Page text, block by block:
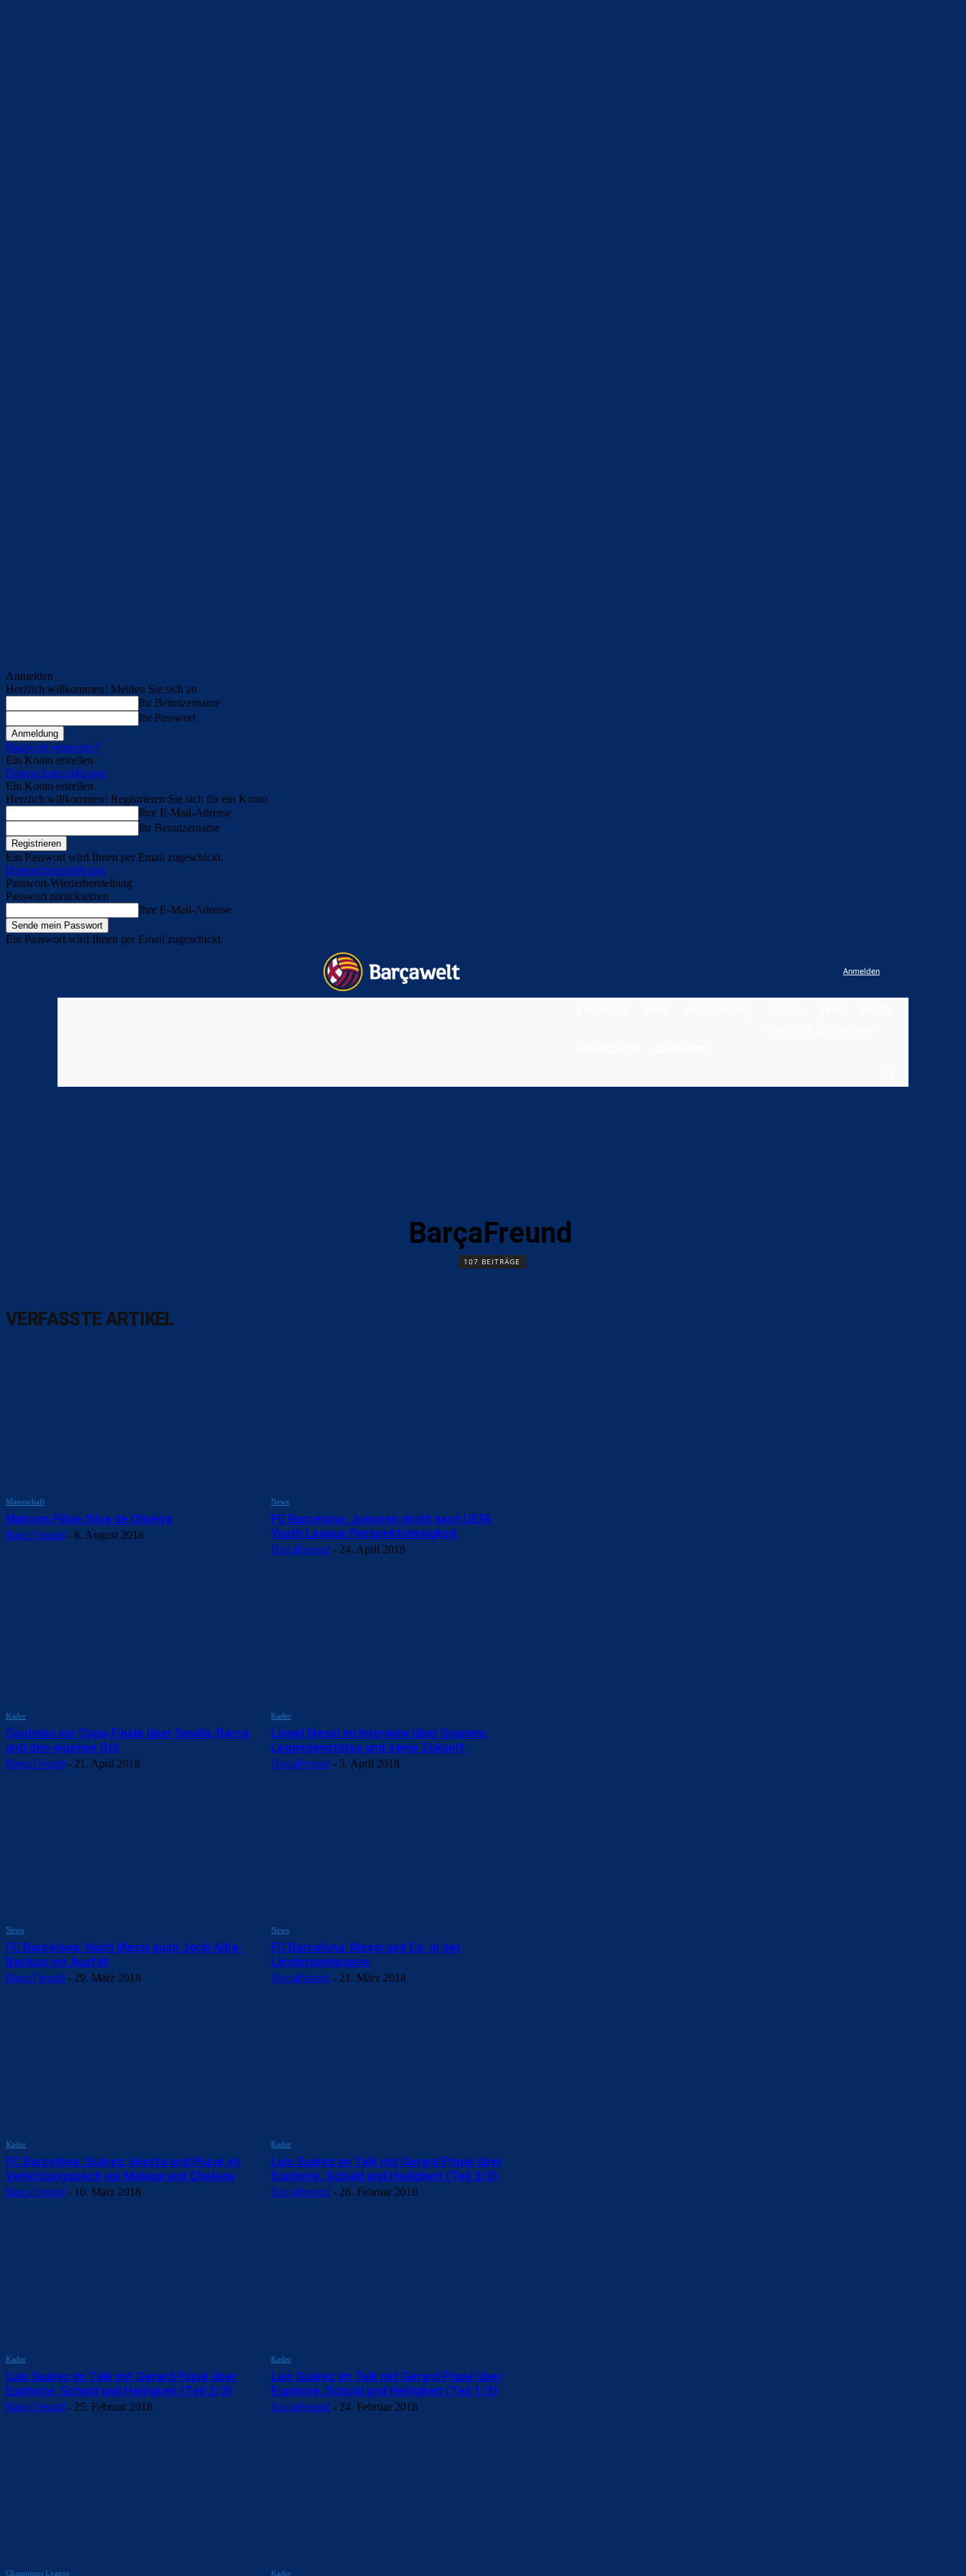
Anmelden
Herzlich willkommen! Melden Sie sich an
Ihr Benutzername
Ihr Passwort
Passwort vergessen?
Ein Konto erstellen
Datenschutzerklärung
Ein Konto erstellen
Herzlich willkommen! Registrieren Sie sich für ein Konto
Ihre E-Mail-Adresse
Ihr Benutzername
Ein Passwort wird Ihnen per Email zugeschickt.
Datenschutzerklärung
Passwort-Wiederherstellung
Passwort zurücksetzen
Ihre E-Mail-Adresse
Ein Passwort wird Ihnen per Email zugeschickt.
Anmelden
BarçaFreund
107 BEITRÄGE
VERFASSTE ARTIKEL
Mannschaft
Malcom Filipe Silva de Oliveira
BarçaFreund - 8. August 2018
News
FC Barcelona: Junioren droht nach UEFA
Youth League Perspektivlosigkeit
BarçaFreund - 24. April 2018
Kader
Coutinho vor Copa-Finale über Sevilla, Barca
und den eigenen Stil
BarçaFreund - 21. April 2018
Kader
Lionel Messi im Interview über Spanien,
Legendenstatus und seine Zukunft
BarçaFreund - 5. April 2018
News
FC Barcelona: Nach Messi auch Jordi Alba-
Backup vor Ausfall
BarçaFreund - 29. März 2018
News
FC Barcelona: Messi und Co. in der
Länderspielpause
BarçaFreund - 21. März 2018
Kader
FC Barcelona: Suárez, Iniesta und Piqué im
Verletzungspech vor Malaga und Chelsea
BarçaFreund - 10. März 2018
Kader
Luis Suárez im Talk mit Gerard Piqué über
Euphorie, Schuld und Heiligkeit (Teil 3/3)
BarçaFreund - 26. Februar 2018
Kader
Luis Suárez im Talk mit Gerard Piqué über
Euphorie, Schuld und Heiligkeit (Teil 2/3)
BarçaFreund - 25. Februar 2018
Kader
Luis Suárez im Talk mit Gerard Piqué über
Euphorie, Schuld und Heiligkeit (Teil 1/3)
BarçaFreund - 24. Februar 2018
Champions League Kader